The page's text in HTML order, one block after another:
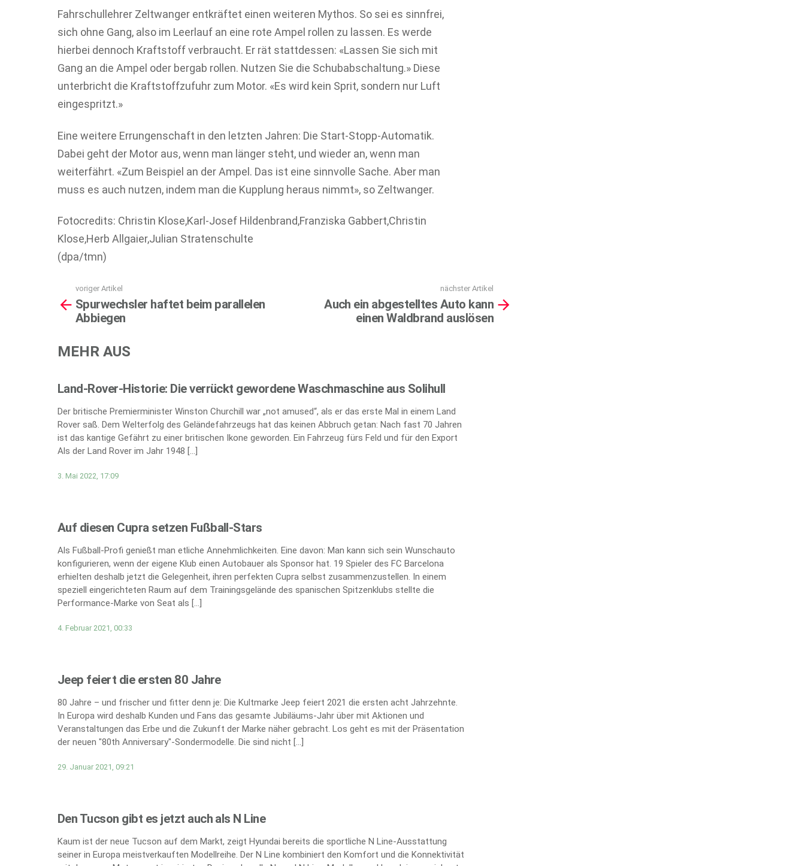
Fahrschullehrer Zeltwanger entkräftet einen weiteren Mythos. So sei es sinnfrei,
sich ohne Gang, also im Leerlauf an eine rote Ampel rollen zu lassen. Es werde
hierbei dennoch Kraftstoff verbraucht. Er rät stattdessen: «Lassen Sie sich mit
Gang an die Ampel oder bergab rollen. Nutzen Sie die Schubabschaltung.» Diese
unterbricht die Kraftstoffzufuhr zum Motor. «Es wird kein Sprit, sondern nur Luft
eingespritzt.»
Eine weitere Errungenschaft in den letzten Jahren: Die Start-Stopp-Automatik.
Dabei geht der Motor aus, wenn man länger steht, und wieder an, wenn man
weiterfährt. «Zum Beispiel an der Ampel. Das ist eine sinnvolle Sache. Aber man
muss es auch nutzen, indem man die Kupplung heraus nimmt», so Zeltwanger.
Fotocredits: Christin Klose,Karl-Josef Hildenbrand,Franziska Gabbert,Christin
Klose,Herb Allgaier,Julian Stratenschulte
(dpa/tmn)
more
voriger Artikel
Spurwechsler haftet beim parallelen
Abbiegen
nächster Artikel
Auch ein abgestelltes Auto kann
einen Waldbrand auslösen
MEHR AUS
Land-Rover-Historie: Die verrückt gewordene Waschmaschine aus Solihull
Der britische Premierminister Winston Churchill war „not amused“, als er das erste Mal in einem Land
Rover saß. Dem Welterfolg des Geländefahrzeugs hat das keinen Abbruch getan: Nach fast 70 Jahren
ist das kantige Gefährt zu einer britischen Ikone geworden. Ein Fahrzeug fürs Feld und für den Export
Als der Land Rover im Jahr 1948 […]
3. Mai 2022, 17:09
Auf diesen Cupra setzen Fußball-Stars
Als Fußball-Profi genießt man etliche Annehmlichkeiten. Eine davon: Man kann sich sein Wunschauto
konfigurieren, wenn der eigene Klub einen Autobauer als Sponsor hat. 19 Spieler des FC Barcelona
erhielten deshalb jetzt die Gelegenheit, ihren perfekten Cupra selbst zusammenzustellen. In einem
speziell eingerichteten Raum auf dem Trainingsgelände des spanischen Spitzenklubs stellte die
Performance-Marke von Seat als […]
4. Februar 2021, 00:33
Jeep feiert die ersten 80 Jahre
80 Jahre – und frischer und fitter denn je: Die Kultmarke Jeep feiert 2021 die ersten acht Jahrzehnte.
In Europa wird deshalb Kunden und Fans das gesamte Jubiläums-Jahr über mit Aktionen und
Veranstaltungen das Erbe und die Zukunft der Marke näher gebracht. Los geht es mit der Präsentation
der neuen "80th Anniversary"-Sondermodelle. Die sind nicht […]
29. Januar 2021, 09:21
Den Tucson gibt es jetzt auch als N Line
Kaum ist der neue Tucson auf dem Markt, zeigt Hyundai bereits die sportliche N Line-Ausstattung
seiner in Europa meistverkauften Modellreihe. Der N Line kombiniert den Komfort und die Konnektivität